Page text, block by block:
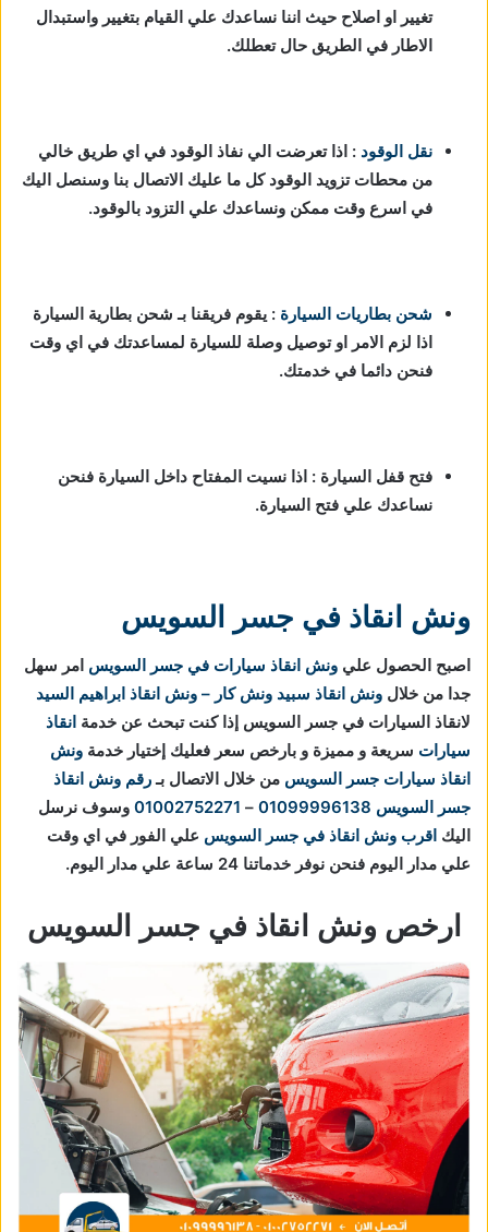
تغيير او اصلاح حيث اننا نساعدك علي القيام بتغيير واستبدال
الاطار في الطريق حال تعطلك.
نقل الوقود : اذا تعرضت الي نفاذ الوقود في اي طريق خالي
من محطات تزويد الوقود كل ما عليك الاتصال بنا وسنصل اليك
في اسرع وقت ممكن ونساعدك علي التزود بالوقود.
شحن بطاريات السيارة : يقوم فريقنا بـ شحن بطارية السيارة
اذا لزم الامر او توصيل وصلة للسيارة لمساعدتك في اي وقت
فنحن دائما في خدمتك.
فتح قفل السيارة : اذا نسيت المفتاح داخل السيارة فنحن
نساعدك علي فتح السيارة.
ونش انقاذ في جسر السويس
اصبح الحصول علي ونش انقاذ سيارات في جسر السويس امر سهل
جدا من خلال ونش انقاذ سبيد ونش كار – ونش انقاذ ابراهيم السيد
لانقاذ السيارات في جسر السويس إذا كنت تبحث عن خدمة انقاذ
سيارات سريعة و مميزة و بارخص سعر فعليك إختيار خدمة ونش
انقاذ سيارات جسر السويس من خلال الاتصال بـرقم ونش انقاذ
جسر السويس 01099996138
–
01002752271 وسوف نرسل
اليك اقرب ونش انقاذ في جسر السويس علي الفور في اي وقت
علي مدار اليوم فنحن نوفر خدماتنا 24 ساعة علي مدار اليوم.
ارخص ونش انقاذ في جسر السويس